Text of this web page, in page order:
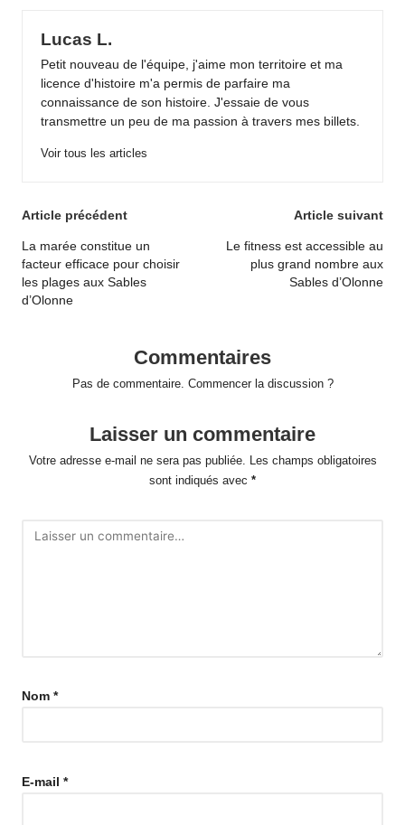
Lucas L.
Petit nouveau de l'équipe, j'aime mon territoire et ma
licence d'histoire m'a permis de parfaire ma
connaissance de son histoire. J'essaie de vous
transmettre un peu de ma passion à travers mes billets.
Voir tous les articles
Post
navigation
Article précédent
La marée constitue un
facteur efficace pour choisir
les plages aux Sables
d’Olonne
Article suivant
Le fitness est accessible au
plus grand nombre aux
Sables d’Olonne
Commentaires
Pas de commentaire. Commencer la discussion ?
Laisser un commentaire
Votre adresse e-mail ne sera pas publiée. Les champs obligatoires
sont indiqués avec *
Nom *
E-mail *